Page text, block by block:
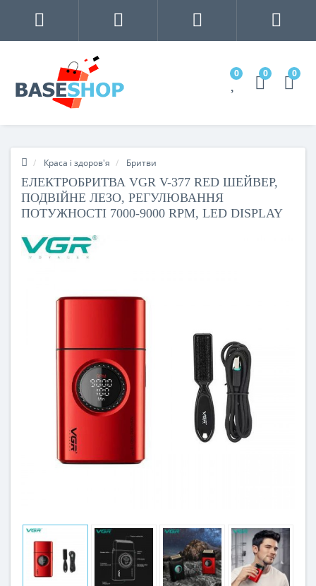
0 0 0
Краса і здоров'я Бритви
ЕЛЕКТРОБРИТВА VGR V-377 RED ШЕЙВЕР,
ПОДВІЙНЕ ЛЕЗО, РЕГУЛЮВАННЯ
ПОТУЖНОСТІ 7000-9000 RPM, LED DISPLAY